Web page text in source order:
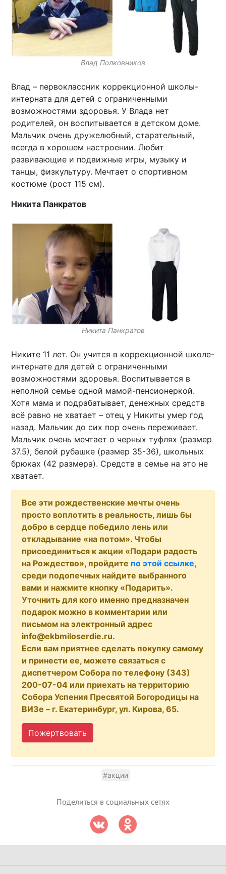
Влад Полковников
Влад – первоклассник коррекционной школы-
интерната для детей с ограниченными
возможностями здоровья. У Влада нет
родителей, он воспитывается в детском доме.
Мальчик очень дружелюбный, старательный,
всегда в хорошем настроении. Любит
развивающие и подвижные игры, музыку и
танцы, физкультуру. Мечтает о спортивном
костюме (рост 115 см).
Никита Панкратов
Никита Панкратов
Никите 11 лет. Он учится в коррекционной школе-
интернате для детей с ограниченными
возможностями здоровья. Воспитывается в
неполной семье одной мамой-пенсионеркой.
Хотя мама и подрабатывает, денежных средств
всё равно не хватает – отец у Никиты умер год
назад. Мальчик до сих пор очень переживает.
Мальчик очень мечтает о черных туфлях (размер
37.5), белой рубашке (размер 35-36), школьных
брюках (42 размера). Средств в семье на это не
хватает.
Все эти рождественские мечты очень
просто воплотить в реальность, лишь бы
добро в сердце победило лень или
откладывание «на потом». Чтобы
присоединиться к акции «Подари радость
на Рождество», пройдите по этой ссылке,
среди подопечных найдите выбранного
вами и нажмите кнопку «Подарить».
Уточнить для кого именно предназначен
подарок можно в комментарии или
письмом на электронный адрес
info@ekbmiloserdie.ru.
Если вам приятнее сделать покупку самому
и принести ее, можете связаться с
диспетчером Собора по телефону (343)
200-07-04 или приехать на территорию
Собора Успения Пресвятой Богородицы на
ВИЗе – г. Екатеринбург, ул. Кирова, 65.
Пожертвовать
#акции
Поделиться в социальных сетях